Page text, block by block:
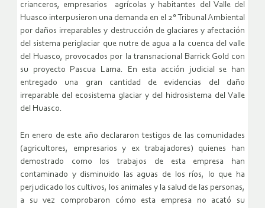
crianceros, empresarios agrícolas y habitantes del Valle del
Huasco interpusieron una demanda en el 2° Tribunal Ambiental
por daños irreparables y destrucción de glaciares y afectación
del sistema periglaciar que nutre de agua a la cuenca del valle
del Huasco, provocados por la transnacional Barrick Gold con
su proyecto Pascua Lama. En esta acción judicial se han
entregado una gran cantidad de evidencias del daño
irreparable del ecosistema glaciar y del hidrosistema del Valle
del Huasco.
En enero de este año declararon testigos de las comunidades
(agricultores, empresarios y ex trabajadores) quienes han
demostrado como los trabajos de esta empresa han
contaminado y disminuido las aguas de los ríos, lo que ha
perjudicado los cultivos, los animales y la salud de las personas,
a su vez comprobaron cómo esta empresa no acató su